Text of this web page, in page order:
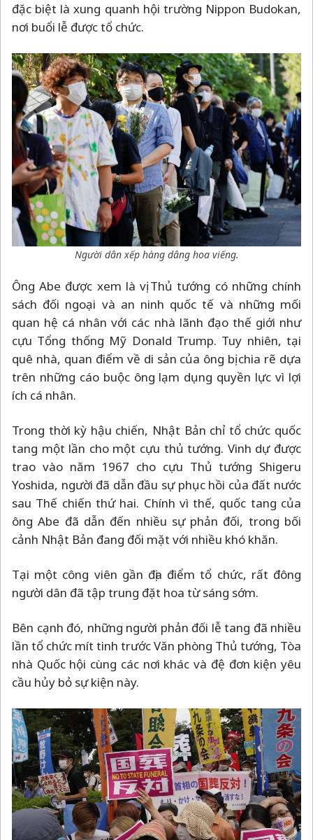
đặc biệt là xung quanh hội trường Nippon Budokan,
nơi buổi lễ được tổ chức.
Người dân xếp hàng dâng hoa viếng.
Ông Abe được xem là vị Thủ tướng có những chính
sách đối ngoại và an ninh quốc tế và những mối
quan hệ cá nhân với các nhà lãnh đạo thế giới như
cựu Tổng thống Mỹ Donald Trump. Tuy nhiên, tại
quê nhà, quan điểm về di sản của ông bị chia rẽ dựa
trên những cáo buộc ông lạm dụng quyền lực vì lợi
ích cá nhân.
Trong thời kỳ hậu chiến, Nhật Bản chỉ tổ chức quốc
tang một lần cho một cựu thủ tướng. Vinh dự được
trao vào năm 1967 cho cựu Thủ tướng Shigeru
Yoshida, người đã dẫn đầu sự phục hồi của đất nước
sau Thế chiến thứ hai. Chính vì thế, quốc tang của
ông Abe đã dẫn đến nhiều sự phản đối, trong bối
cảnh Nhật Bản đang đối mặt với nhiều khó khăn.
Tại một công viên gần địa điểm tổ chức, rất đông
người dân đã tập trung đặt hoa từ sáng sớm.
Bên cạnh đó, những người phản đối lễ tang đã nhiều
lần tổ chức mít tinh trước Văn phòng Thủ tướng, Tòa
nhà Quốc hội cùng các nơi khác và đệ đơn kiện yêu
cầu hủy bỏ sự kiện này.